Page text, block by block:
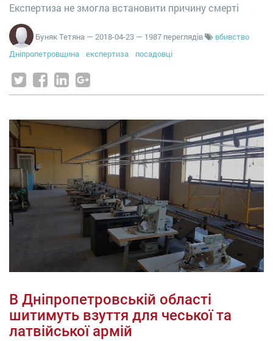
Експертиза не змогла встановити причину смерті
Буняк Тетяна — 2018-04-23 — 1987 переглядів
вбивство
Дніпропетровщина
експертиза посадовці
В Дніпропетровській області
шитимуть взуття для чеської та
латвійської армій